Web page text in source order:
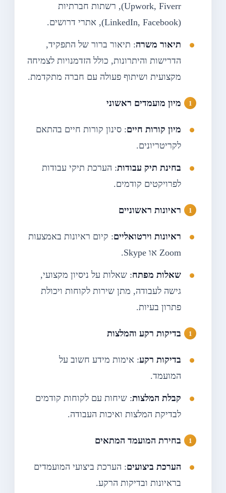
Upwork, Fiverr), רשתות חברתיות
(LinkedIn, Facebook), אתרי דרושים.
תיאור משרה: תיאור ברור של התפקיד,
הדרישות והיתרונות, כולל הזדמנויות לצמיחה
מקצועית ושיתוף פעולה עם חברה מתקדמת.
מיון מועמדים ראשוני
מיון קורות חיים: סינון קורות חיים בהתאם
לקריטריונים.
בחינת תיק עבודות: הערכת תיקי עבודות
לפרויקטים קודמים.
ראיונות ראשוניים
ראיונות וירטואליים: קיום ראיונות באמצעות
Zoom או Skype.
שאלות מפתח: שאלות על ניסיון מקצועי,
גישה לעבודה, מתן שירות לקוחות ויכולת
פתרון בעיות.
בדיקות רקע והמלצות
בדיקות רקע: אימות מידע חשוב על
המועמד.
קבלת המלצות: שיחות עם לקוחות קודמים
לבדיקת המלצות ואיכות העבודה.
בחירת המועמד המתאים
הערכת ביצועים: הערכת ביצועי המועמדים
בראיונות ובדיקות הרקע.